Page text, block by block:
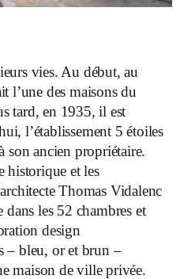
vies. Au début, au
l’une des maisons du
tard, en 1935, il est
l’établissement 5 étoiles
son ancien propriétaire.
historique et les
Thomas Vidalenc
dans les 52 chambres et
design
– bleu, or et brun –
maison de ville privée.